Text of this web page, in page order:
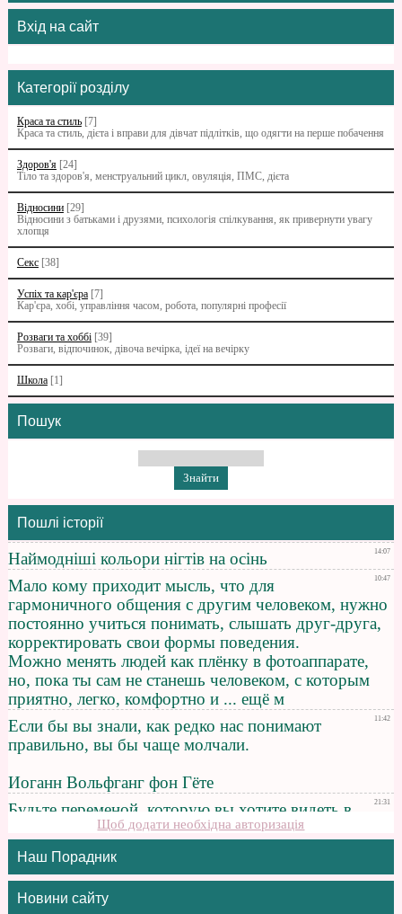
Вхід на сайт
Категорії розділу
Краса та стиль [7]
Краса та стиль, дієта і вправи для дівчат підлітків, що одягти на перше побачення
Здоров'я [24]
Тіло та здоров'я, менструальний цикл, овуляція, ПМС, дієта
Відносини [29]
Відносини з батьками i друзями, психологія спілкування, як привернути увагу
хлопця
Секс [38]
Успіх та кар'єра [7]
Кар'єра, хобі, управління часом, робота, популярні професії
Розваги та хоббі [39]
Розваги, відпочинок, дівоча вечірка, ідеї на вечірку
Школа [1]
Пошук
Пошлі історії
Щоб додати необхідна авторизація
Наш Порадник
Новини сайту